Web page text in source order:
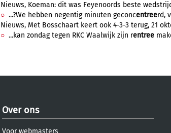
Nieuws, Koeman: dit was Feyenoords beste
...?We hebben negentig minuten geconcentreerd,
Nieuws, Met Bosschaart keert ook 4-3-3 terug, 21
...kan zondag tegen RKC Waalwijk zijn rentree
Over ons
Voor webmasters